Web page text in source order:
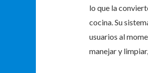
lo que la
cocina. Su
usuarios al
manejar y